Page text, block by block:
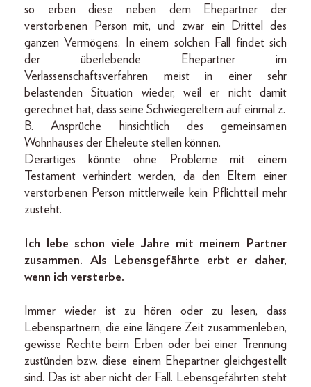
so erben diese neben dem Ehepartner der
verstorbenen Person mit, und zwar ein Drittel des
ganzen Vermögens. In einem solchen Fall findet sich
der überlebende Ehepartner im
Verlassenschaftsverfahren meist in einer sehr
belastenden Situation wieder, weil er nicht damit
gerechnet hat, dass seine Schwiegereltern auf einmal z.
B. Ansprüche hinsichtlich des gemeinsamen
Wohnhauses der Eheleute stellen können.
Derartiges könnte ohne Probleme mit einem
Testament verhindert werden, da den Eltern einer
verstorbenen Person mittlerweile kein Pflichtteil mehr
zusteht.
Ich lebe schon viele Jahre mit meinem Partner
zusammen. Als Lebensgefährte erbt er daher,
wenn ich versterbe.
Immer wieder ist zu hören oder zu lesen, dass
Lebenspartnern, die eine längere Zeit zusammenleben,
gewisse Rechte beim Erben oder bei einer Trennung
zustünden bzw. diese einem Ehepartner gleichgestellt
sind. Das ist aber nicht der Fall. Lebensgefährten steht